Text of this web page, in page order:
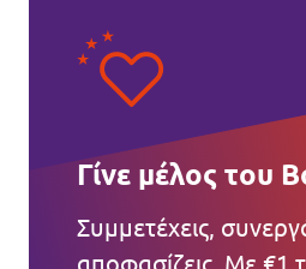
Γίνε μέλος του
Συμμετέχεις,